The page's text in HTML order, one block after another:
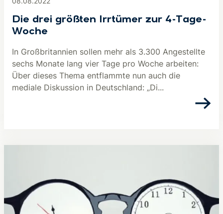
Die drei größten Irrtümer zur 4-Tage-
Woche
In Großbritannien sollen mehr als 3.300 Angestellte
sechs Monate lang vier Tage pro Woche arbeiten:
Über dieses Thema entflammte nun auch die
mediale Diskussion in Deutschland: „Di...